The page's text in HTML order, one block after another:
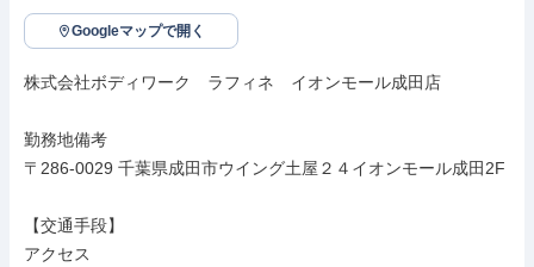
Googleマップで開く
株式会社ボディワーク　ラフィネ　イオンモール成田店
勤務地備考
〒286-0029 千葉県成田市ウイング土屋２４イオンモール成田2F
【交通手段】
アクセス